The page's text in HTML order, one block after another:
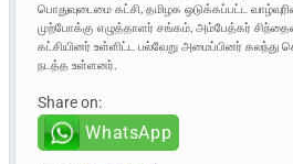
பொதுவுடைமை கட்சி, தமிழக ஒடுக்கப்பட்ட
முற்போக்கு எழுத்தாளர் சங்கம், அம்பேத்கர்
கட்சியினர் உள்ளிட்ட பல்வேறு அமைப்பினர்
நடத்த உள்ளனர்.
Share on:
WhatsApp